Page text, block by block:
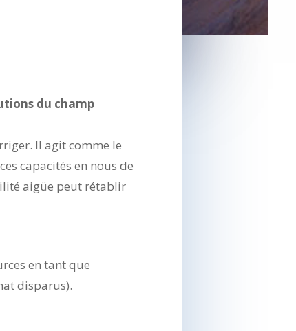
du champ
Il agit comme le
capacités en nous de
aigüe peut rétablir
en tant que
disparus).